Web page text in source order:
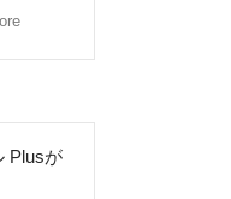
Plusが